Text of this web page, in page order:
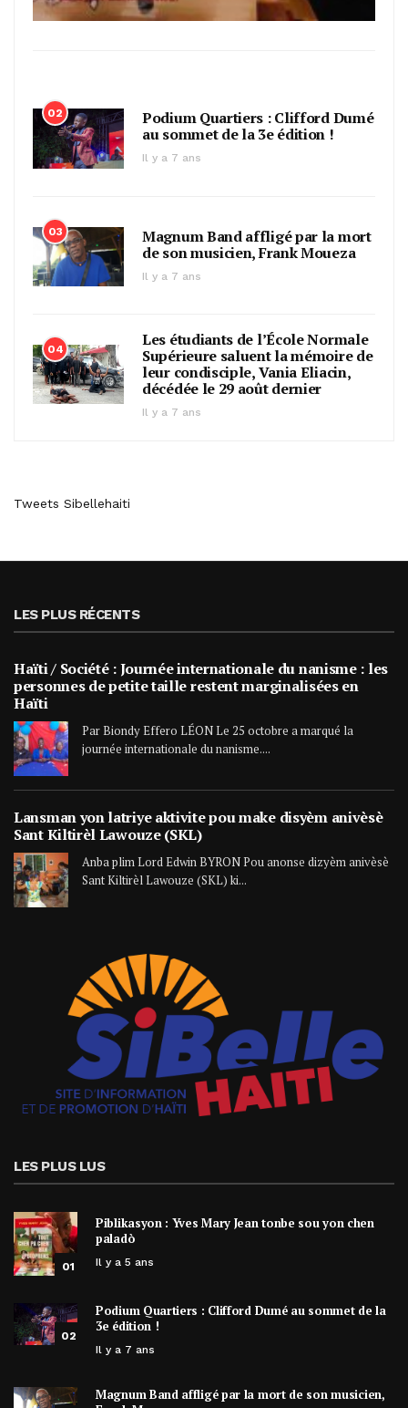
02
Podium Quartiers : Clifford Dumé
au sommet de la 3e édition !
Il y a 7 ans
03
Magnum Band affligé par la mort
de son musicien, Frank Moueza
Il y a 7 ans
04
Les étudiants de l’École Normale
Supérieure saluent la mémoire de
leur condisciple, Vania Eliacin,
décédée le 29 août dernier
Il y a 7 ans
Tweets Sibellehaiti
LES PLUS RÉCENTS
Haïti / Société : Journée internationale du nanisme : les
personnes de petite taille restent marginalisées en
Haïti
Par Biondy Effero LÉON Le 25 octobre a marqué la
journée internationale du nanisme....
Lansman yon latriye aktivite pou make disyèm anivèsè
Sant Kiltirèl Lawouze (SKL)
Anba plim Lord Edwin BYRON Pou anonse dizyèm anivèsè
Sant Kiltirèl Lawouze (SKL) ki...
LES PLUS LUS
01
Piblikasyon : Yves Mary Jean tonbe sou yon chen
paladò
Il y a 5 ans
02
Podium Quartiers : Clifford Dumé au sommet de la
3e édition !
Il y a 7 ans
Magnum Band affligé par la mort de son musicien,